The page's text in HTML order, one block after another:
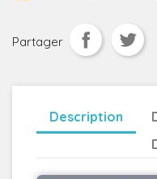
Partager
Description